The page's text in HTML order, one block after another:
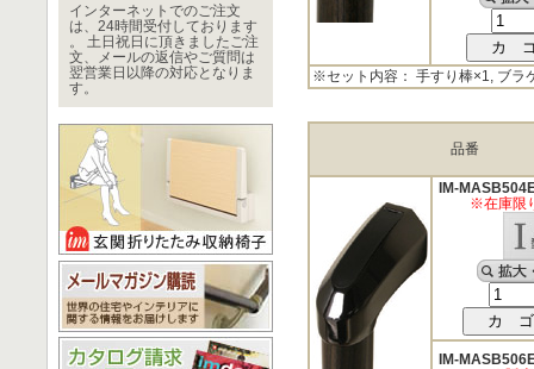
インターネットでのご注文
は、24時間受付しております
。 土日祝日に頂きましたご注
文、メールの返信やご質問は
翌営業日以降の対応となりま
す。
※セット内容： 手すり棒×1, ブラ
品番
IM-
※在庫限
IM-